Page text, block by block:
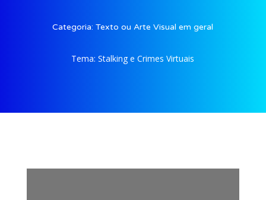
Categoria:Texto ou Arte Visual em geral
Tema:Stalking e Crimes Virtuais